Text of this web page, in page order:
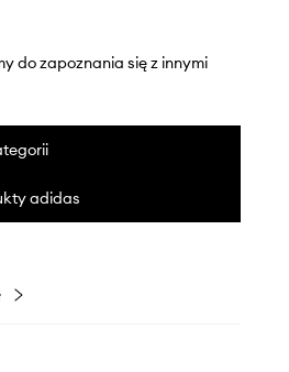
do zapoznania się z innymi
adidas